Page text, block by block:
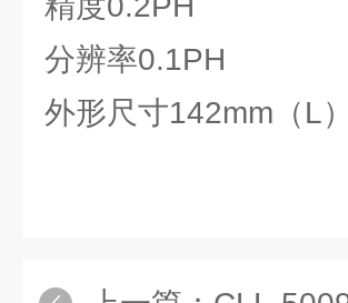
分辨率0.1PH
外形尺寸142mm（L